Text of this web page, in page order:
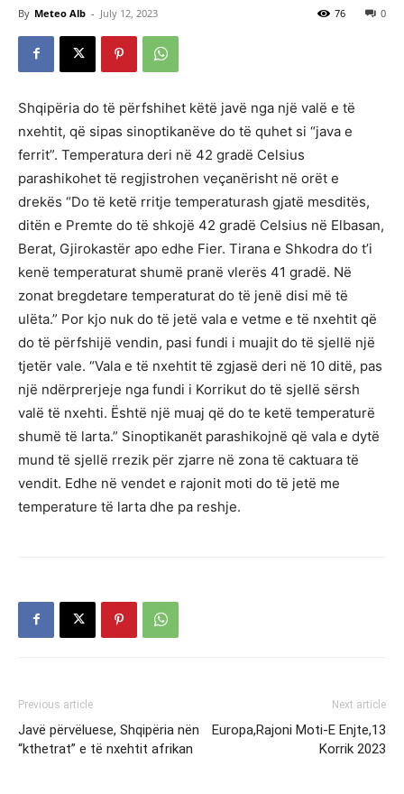
By Meteo Alb - July 12, 2023 0
76
Shqipëria do të përfshihet këtë javë nga një valë e të
nxehtit, që sipas sinoptikanëve do të quhet si “java e
ferrit”. Temperatura deri në 42 gradë Celsius
parashikohet të regjistrohen veçanërisht në orët e
drekës “Do të ketë rritje temperaturash gjatë mesditës,
ditën e Premte do të shkojë 42 gradë Celsius në Elbasan,
Berat, Gjirokastër apo edhe Fier. Tirana e Shkodra do t’i
kenë temperaturat shumë pranë vlerës 41 gradë. Në
zonat bregdetare temperaturat do të jenë disi më të
ulëta.” Por kjo nuk do të jetë vala e vetme e të nxehtit që
do të përfshijë vendin, pasi fundi i muajit do të sjellë një
tjetër vale. “Vala e të nxehtit të zgjasë deri në 10 ditë, pas
një ndërprerjeje nga fundi i Korrikut do të sjellë sërsh
valë të nxehti. Është një muaj që do te ketë temperaturë
shumë të larta.” Sinoptikanët parashikojnë që vala e dytë
mund të sjellë rrezik për zjarre në zona të caktuara të
vendit. Edhe në vendet e rajonit moti do të jetë me
temperature të larta dhe pa reshje.
Previous article
Javë përvëluese, Shqipëria nën
“kthetrat” e të nxehtit afrikan
Next article
Europa,Rajoni Moti-E Enjte,13
Korrik 2023